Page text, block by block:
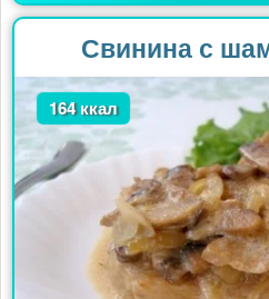
Свинина с
164 ккал